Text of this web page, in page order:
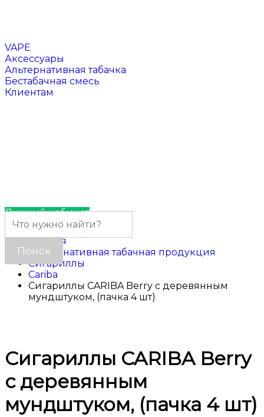
VAPE
Аксессуары
Альтернативная табачка
Бестабачная смесь
Клиентам
Личный кабинет
Главная
Альтернативная табачная продукция
Сигариллы
Cariba
Сигариллы CARIBA Berry с деревянным
мундштуком, (пачка 4 шт)
Сигариллы CARIBA Berry
с деревянным
мундштуком, (пачка 4 шт)